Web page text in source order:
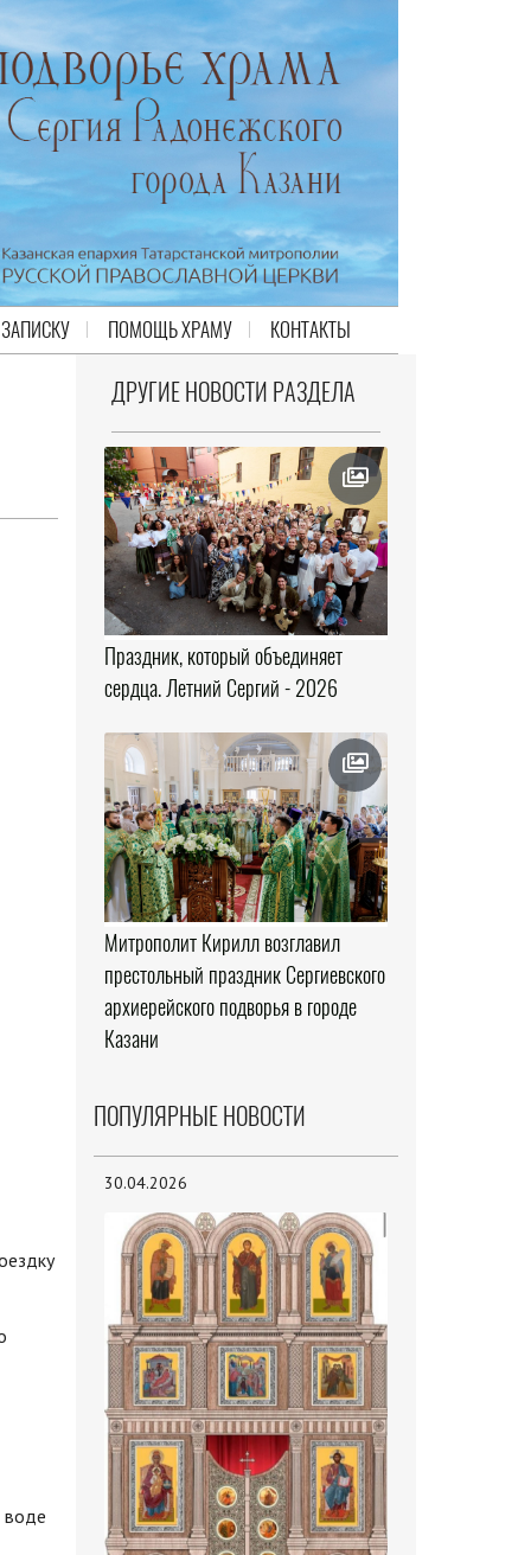
ПОМОЩЬ ХРАМУ КОНТАКТЫ
воде
ДРУГИЕ НОВОСТИ РАЗДЕЛА
Праздник, который объединяет
сердца. Летний Сергий - 2026
Митрополит Кирилл возглавил
престольный праздник Сергиевского
архиерейского подворья в городе
Казани
ПОПУЛЯРНЫЕ НОВОСТИ
30.04.2026